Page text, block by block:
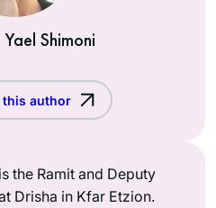
Shimoni
author
the Ramit and Deputy
Drisha in Kfar Etzion.